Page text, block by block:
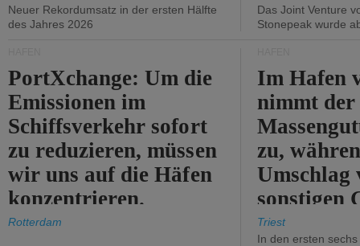
Neuer Rekordumsatz in der ersten Hälfte
des Jahres 2026
Das Joint Venture
Stonepeak wurde
PortXchange: Um die
Emissionen im
Schiffsverkehr sofort
zu reduzieren, müssen
wir uns auf die Häfen
konzentrieren.
Rotterdam
Im Hafen
nimmt der
zu,
Umschlag
sonstigen
abnimmt.
Triest
In den ersten